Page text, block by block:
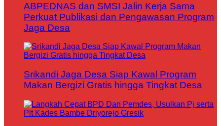
ABPEDNAS dan SMSI Jalin Kerja Sama
Perkuat Publikasi dan Pengawasan Program
Jaga Desa
Srikandi Jaga Desa Siap Kawal Program
Makan Bergizi Gratis hingga Tingkat Desa